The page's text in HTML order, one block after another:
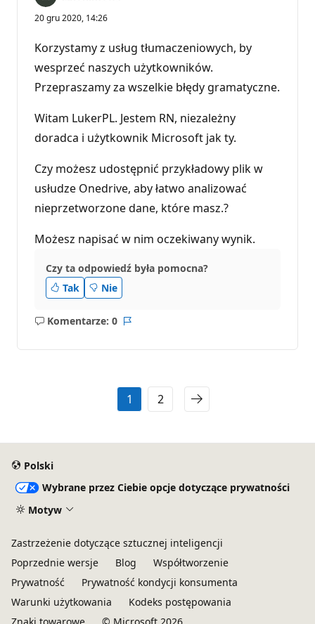
20 gru 2020, 14:26
Korzystamy z usług tłumaczeniowych, by
wesprzeć naszych użytkowników.
Przepraszamy za wszelkie błędy gramatyczne.
Witam LukerPL. Jestem RN, niezależny
doradca i użytkownik Microsoft jak ty.
Czy możesz udostępnić przykładowy plik w
usłudze Onedrive, aby łatwo analizować
nieprzetworzone dane, które masz.?
Możesz napisać w nim oczekiwany wynik.
Czy ta odpowiedź była pomocna?
Tak
Nie
Komentarze: 0
Brak
1 2
Polski
Wybrane przez Ciebie opcje dotyczące prywatności
Motyw
Zastrzeżenie dotyczące sztucznej inteligencji
Poprzednie wersje
Blog
Współtworzenie
Prywatność
Prywatność kondycji konsumenta
Warunki użytkowania
Kodeks postępowania